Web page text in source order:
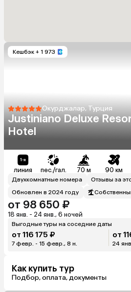
Кешбэк + 1 973
Окурджалар, Турция
Justiniano Deluxe
Hotel
линия пес./гал. 70 м 90 км
Двухкомнатные номера
Отзывы за
Обновлен в 2024 году
от 98 650 ₽
18 янв. - 24 янв., 6 ночей
Выгодные туры на соседние даты
от 116 175 ₽
7 февр. - 15 февр., 8 н.
от
24
Как купить тур
Подбор, оплата, документы